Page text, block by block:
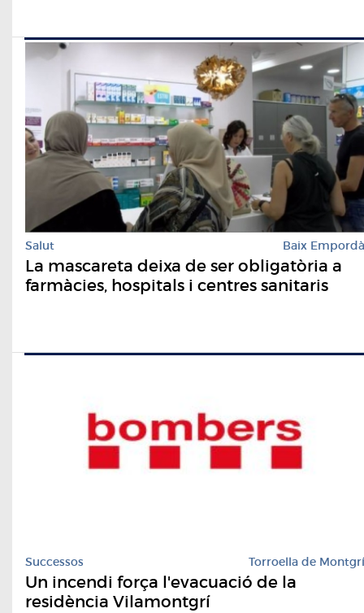
Salut Baix Empordà
La mascareta deixa de ser obligatòria a
farmàcies, hospitals i centres sanitaris
Successos Torroella de Montgrí
Un incendi força l'evacuació de la
residència Vilamontgrí